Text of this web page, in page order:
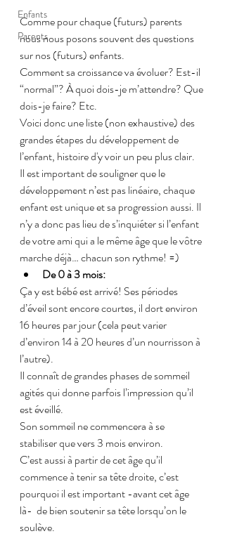
Enfants
Parents
Comme pour chaque (futurs) parents
nous nous posons souvent des questions
sur nos (futurs) enfants.
Comment sa croissance va évoluer? Est-il
“normal”? À quoi dois-je m’attendre? Que
dois-je faire? Etc.
Voici donc une liste (non exhaustive) des
grandes étapes du développement de
l’enfant, histoire d'y voir un peu plus clair.
Il est important de souligner que le
développement n’est pas linéaire, chaque
enfant est unique et sa progression aussi. Il
n’y a donc pas lieu de s’inquiéter si l’enfant
de votre ami qui a le même âge que le vôtre
marche déjà… chacun son rythme! =)
De 0 à 3 mois:
Ça y est bébé est arrivé! Ses périodes
d’éveil sont encore courtes, il dort environ
16 heures par jour (cela peut varier
d’environ 14 à 20 heures d’un nourrisson à
l’autre).
Il connaît de grandes phases de sommeil
agités qui donne parfois l’impression qu’il
est éveillé.
Son sommeil ne commencera à se
stabiliser que vers 3 mois environ.
C’est aussi à partir de cet âge qu’il
commence à tenir sa tête droite, c’est
pourquoi il est important -avant cet âge
là-  de bien soutenir sa tête lorsqu’on le
soulève.